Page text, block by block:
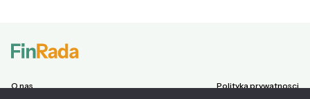
O nas
Polityka prywatnosci